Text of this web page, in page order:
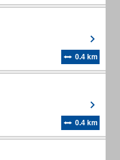
0.4 km
0.4 km